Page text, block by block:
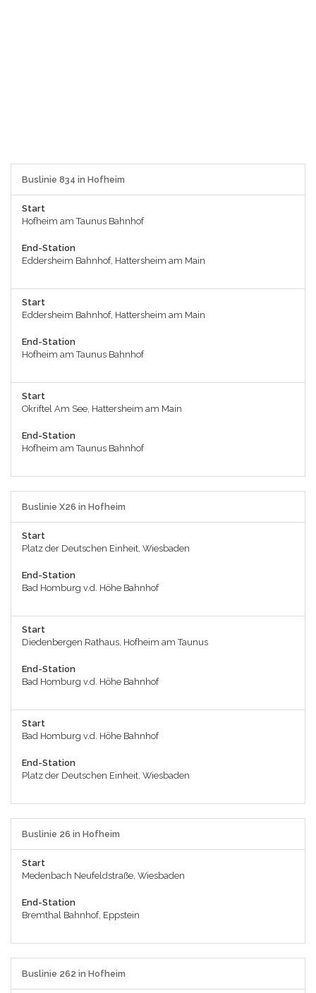
Buslinie 834 in Hofheim
Start
Hofheim am Taunus Bahnhof
End-Station
Eddersheim Bahnhof, Hattersheim am Main
Start
Eddersheim Bahnhof, Hattersheim am Main
End-Station
Hofheim am Taunus Bahnhof
Start
Okriftel Am See, Hattersheim am Main
End-Station
Hofheim am Taunus Bahnhof
Buslinie X26 in Hofheim
Start
Platz der Deutschen Einheit, Wiesbaden
End-Station
Bad Homburg v.d. Höhe Bahnhof
Start
Diedenbergen Rathaus, Hofheim am Taunus
End-Station
Bad Homburg v.d. Höhe Bahnhof
Start
Bad Homburg v.d. Höhe Bahnhof
End-Station
Platz der Deutschen Einheit, Wiesbaden
Buslinie 26 in Hofheim
Start
Medenbach Neufeldstraße, Wiesbaden
End-Station
Bremthal Bahnhof, Eppstein
Buslinie 262 in Hofheim